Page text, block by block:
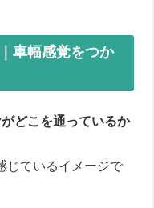
車幅感覚をつか
どこを通っているか
じているイメージで